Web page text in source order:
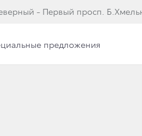
- Первый просп.
предложения